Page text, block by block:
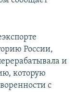
России,
и
которую
с